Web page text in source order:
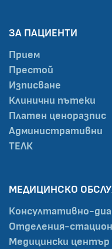
ЗА ПАЦИЕНТИ
Прием
Престой
Изписване
Клинични пътеки
Платен ценоразпис
Административни
ТЕЛК
МЕДИЦИНСКО
Консултативно-
Отделения-
Медицински